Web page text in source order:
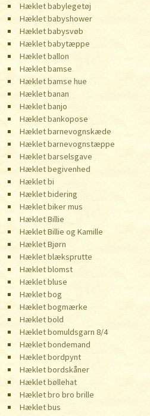
Hæklet babylegetøj
Hæklet babyshower
Hæklet babysvøb
Hæklet babytæppe
Hæklet ballon
Hæklet bamse
Hæklet bamse hue
Hæklet banan
Hæklet banjo
Hæklet bankopose
Hæklet barnevognskæde
Hæklet barnevognstæppe
Hæklet barselsgave
Hæklet begivenhed
Hæklet bi
Hæklet bidering
Hæklet biker mus
Hæklet Billie
Hæklet Billie og Kamille
Hæklet Bjørn
Hæklet blæksprutte
Hæklet blomst
Hæklet bluse
Hæklet bog
Hæklet bogmærke
Hæklet bold
Hæklet bomuldsgarn 8/4
Hæklet bondemand
Hæklet bordpynt
Hæklet bordskåner
Hæklet bøllehat
Hæklet bro bro brille
Hæklet bus